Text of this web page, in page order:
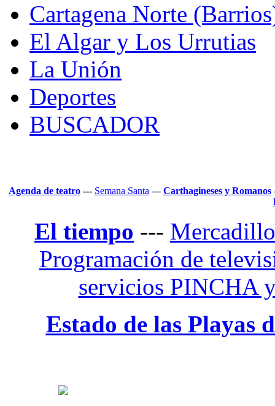
Cartagena Norte
El Algar y Los Urrutias
La Unión
Deportes
BUSCADOR
Agenda de teatro --- Semana Santa --- Carthagineses y Romanos
El tiempo --- Mercadillo
Programación de
servicios PINCHA
Estado de las Playas